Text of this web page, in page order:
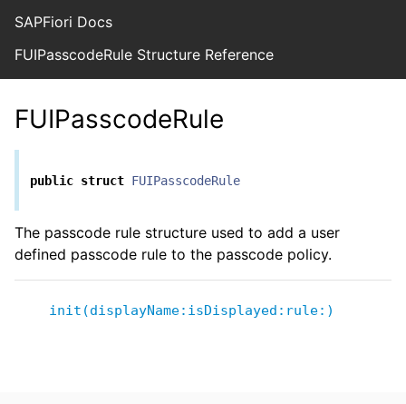
SAPFiori Docs
FUIPasscodeRule Structure Reference
FUIPasscodeRule
public struct FUIPasscodeRule
The passcode rule structure used to add a user
defined passcode rule to the passcode policy.
init(displayName:isDisplayed:rule:)